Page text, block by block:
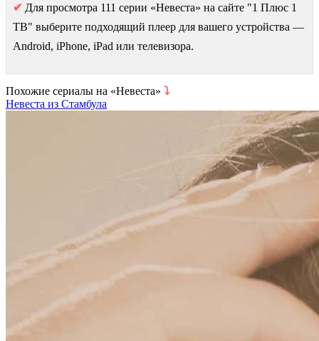
✔ Для просмотра 111 серии «Невеста» на сайте "1 Плюс 1
ТВ" выберите подходящий плеер для вашего устройства —
Android, iPhone, iPad или телевизора.
Похожие сериалы на «Невеста» ⤵
Невеста из Стамбула